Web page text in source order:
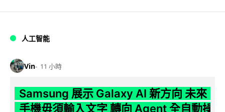
人工智能
Vin 11 小時
Samsung 展示 Galaxy AI 新方向 未來
手機毋須輸入文字 轉向 Agent 全自動操